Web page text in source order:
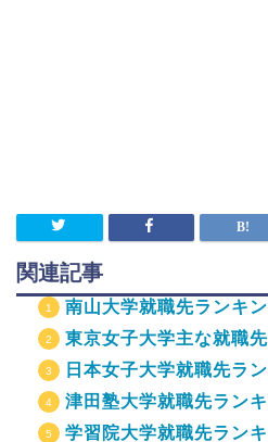
関連記事
南山大学就職先ランキ
東京女子大学主な就職
日本女子大学就職先ラ
津田塾大学就職先ラン
学習院大学就職先ラン